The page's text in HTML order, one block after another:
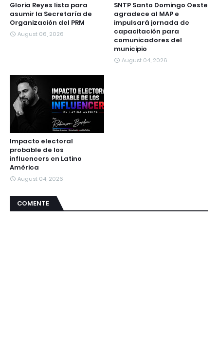
Gloria Reyes lista para
asumir la Secretaría de
Organización del PRM
August 06, 2026
SNTP Santo Domingo Oeste
agradece al MAP e
impulsará jornada de
capacitación para
comunicadores del
municipio
August 04, 2026
Impacto electoral
probable de los
influencers en Latino
América
August 04, 2026
COMENTE